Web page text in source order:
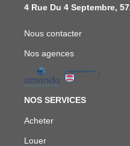
4 Rue Du 4 Septembre,
Nous contacter
Nos agences
NOS SERVICES
Acheter
Louer